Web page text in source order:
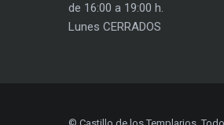
de 16:00 a 19:00 h.
Lunes CERRADOS